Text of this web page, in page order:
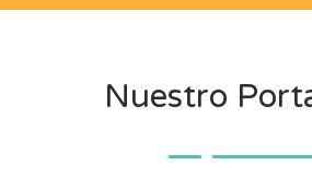
Nuestro